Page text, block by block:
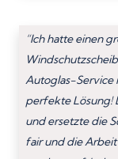
“Ich hatte einen
Autoglas-
perfekte Lösung!
und ersetzte die
fair und die